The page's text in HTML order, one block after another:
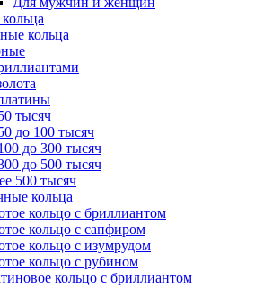
кольца
тысяч
до 100 тысяч
до 300 тысяч
до 500 тысяч
500 тысяч
кольца
кольцо с бриллиантом
кольцо с сапфиром
кольцо с изумрудом
кольцо с рубином
кольцо с бриллиантом